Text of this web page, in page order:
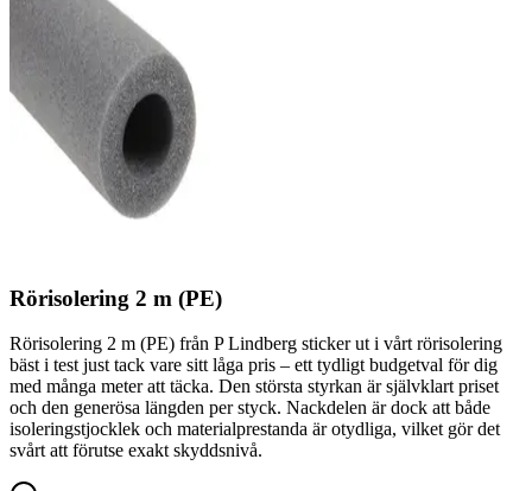
Rörisolering 2 m (PE)
Rörisolering 2 m (PE) från P Lindberg sticker ut i vårt rörisolering
bäst i test just tack vare sitt låga pris – ett tydligt budgetval för dig
med många meter att täcka. Den största styrkan är självklart priset
och den generösa längden per styck. Nackdelen är dock att både
isoleringstjocklek och materialprestanda är otydliga, vilket gör det
svårt att förutse exakt skyddsnivå.